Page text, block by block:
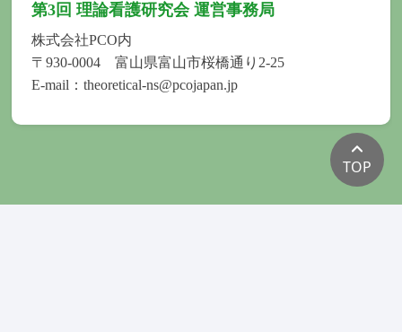
第3回 理論看護研究会 運営事務局
株式会社PCO内
〒930-0004 富山県富山市桜橋通り2-25
E-mail：theoretical-ns@pcojapan.jp
TOP